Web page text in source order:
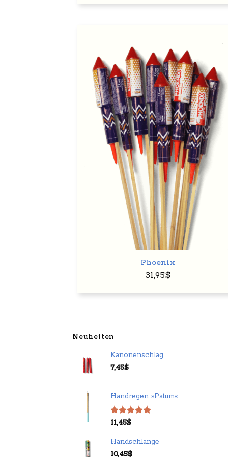
den
Phoenix
31,95$
Neuheiten
Kanonenschlag
7,45$
Handregen »Patum«
Bewertet
von 5
11,45$
Handschlange
10,45$